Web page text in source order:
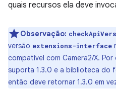
quais recursos ela deve
Observação:
versão extensions-interface
compatível com Camera2/X. Por
suporta 1.3.0 e a biblioteca do
então deve retornar 1.3.0 em